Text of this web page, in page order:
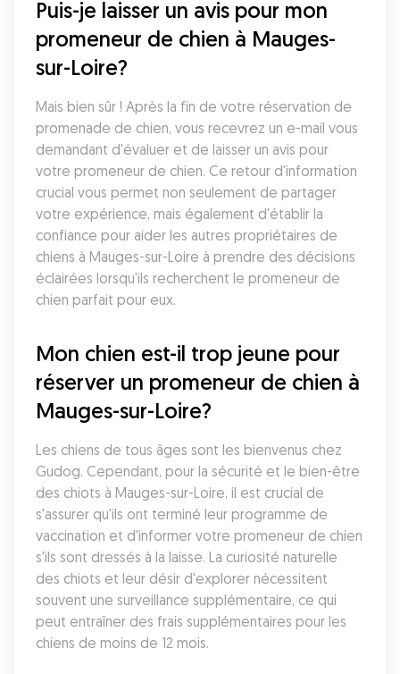
Puis-je laisser un avis pour mon
promeneur de chien à Mauges-
sur-Loire?
Mais bien sûr ! Après la fin de votre réservation de
promenade de chien, vous recevrez un e-mail vous
demandant d'évaluer et de laisser un avis pour
votre promeneur de chien. Ce retour d'information
crucial vous permet non seulement de partager
votre expérience, mais également d'établir la
confiance pour aider les autres propriétaires de
chiens à Mauges-sur-Loire à prendre des décisions
éclairées lorsqu'ils recherchent le promeneur de
chien parfait pour eux.
Mon chien est-il trop jeune pour
réserver un promeneur de chien à
Mauges-sur-Loire?
Les chiens de tous âges sont les bienvenus chez
Gudog. Cependant, pour la sécurité et le bien-être
des chiots à Mauges-sur-Loire, il est crucial de
s'assurer qu'ils ont terminé leur programme de
vaccination et d'informer votre promeneur de chien
s'ils sont dressés à la laisse. La curiosité naturelle
des chiots et leur désir d'explorer nécessitent
souvent une surveillance supplémentaire, ce qui
peut entraîner des frais supplémentaires pour les
chiens de moins de 12 mois.